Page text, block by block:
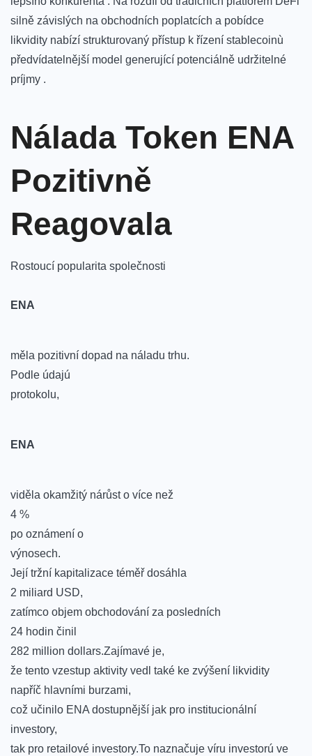
⁤silně závislých ⁣na ‍obchodních poplatcích a pobídce
likvidity nabízí strukturovaný⁤ přístup⁣ k⁢ řízení stablecoinù
‌předvídatelnější model generující potenciálně udržitelné
príjmy .
Nálada Token‍ ENA
Pozitivně
Reagovala
Rostoucí popularita společnosti
ENA
měla pozitivní⁣ dopad na náladu trhu.
Podle⁤ údajú
protokolu,
ENA
viděla okamžitý nárůst o více než
4 %
po oznámení o
výnosech.
Její tržní kapitalizace⁣ téměř dosáhla
2 miliard USD,
zatímco objem obchodování za posledních​
24 hodin ‍činil
282 million dollars.Zajímavé je,
že tento vzestup aktivity vedl také ke zvýšení likvidity
napříč hlavními ⁣burzami,
což učinilo ⁢ENA dostupnější jak pro institucionální​
investory,
tak pro retailové investory.To ‍naznačuje víru investorú ve